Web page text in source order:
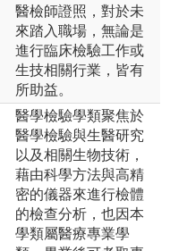
醫檢師證照，對於未
來踏入職場，無論是
進行臨床檢驗工作或
生技相關行業，皆有
所助益。
醫學檢驗學類聚焦於
醫學檢驗與生醫研究
以及相關生物技術，
藉由科學方法與高精
密的儀器來進行檢體
的檢查分析，也因本
學類屬醫療專業學